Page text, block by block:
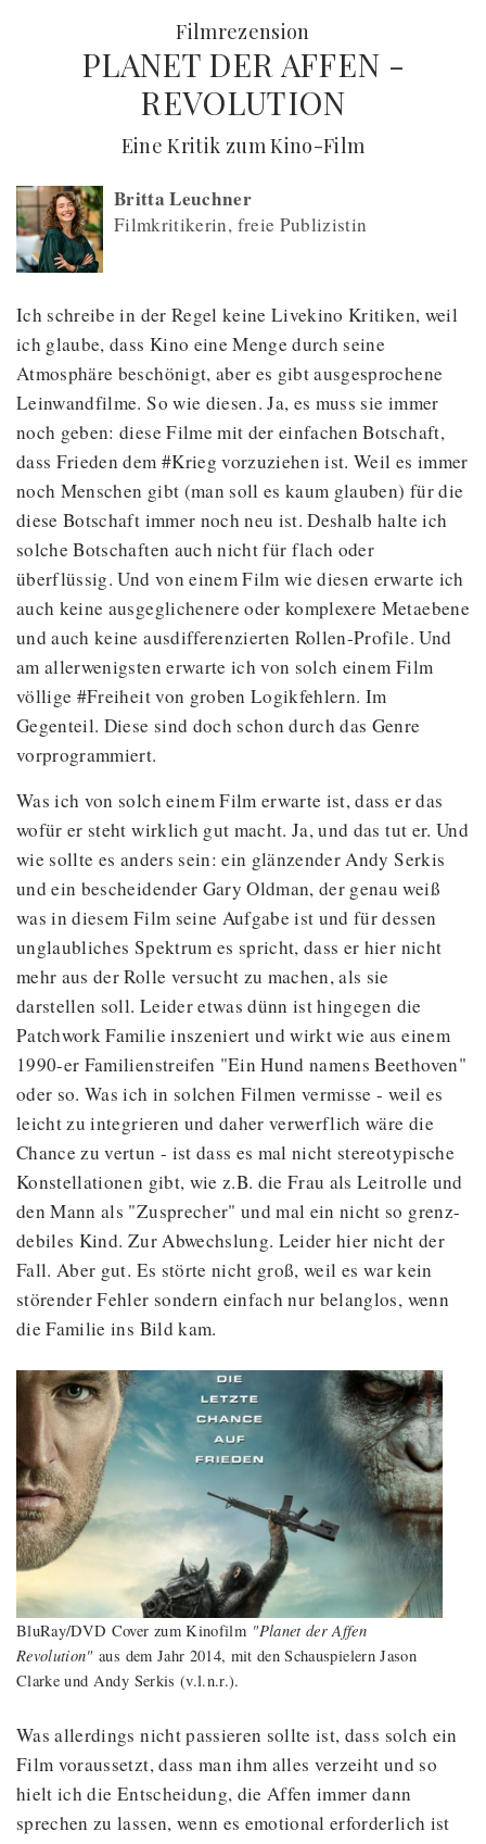
Filmrezension
PLANET DER AFFEN -
REVOLUTION
(
Eine Kritik zum Kino-Film
Britta Leuchner
Filmkritikerin, freie Publizistin
Ich schreibe in der Regel keine Livekino Kritiken, weil
ich glaube, dass Kino eine Menge durch seine
Atmosphäre beschönigt, aber es gibt ausgesprochene
Leinwandfilme. So wie diesen. Ja, es muss sie immer
noch geben: diese Filme mit der einfachen Botschaft,
dass Frieden dem #Krieg vorzuziehen ist. Weil es immer
noch Menschen gibt (man soll es kaum glauben) für die
diese Botschaft immer noch neu ist. Deshalb halte ich
solche Botschaften auch nicht für flach oder
überflüssig. Und von einem Film wie diesen erwarte ich
auch keine ausgeglichenere oder komplexere Metaebene
und auch keine ausdifferenzierten Rollen-Profile. Und
am allerwenigsten erwarte ich von solch einem Film
völlige #Freiheit von groben Logikfehlern. Im
Gegenteil. Diese sind doch schon durch das Genre
vorprogrammiert.
Was ich von solch einem Film erwarte ist, dass er das
wofür er steht wirklich gut macht. Ja, und das tut er. Und
wie sollte es anders sein: ein glänzender Andy Serkis
und ein bescheidender Gary Oldman, der genau weiß
was in diesem Film seine Aufgabe ist und für dessen
unglaubliches Spektrum es spricht, dass er hier nicht
mehr aus der Rolle versucht zu machen, als sie
darstellen soll. Leider etwas dünn ist hingegen die
Patchwork Familie inszeniert und wirkt wie aus einem
1990-er Familienstreifen "Ein Hund namens Beethoven"
oder so. Was ich in solchen Filmen vermisse - weil es
leicht zu integrieren und daher verwerflich wäre die
Chance zu vertun - ist dass es mal nicht stereotypische
Konstellationen gibt, wie z.B. die Frau als Leitrolle und
den Mann als "Zusprecher" und mal ein nicht so grenz-
debiles Kind. Zur Abwechslung. Leider hier nicht der
Fall. Aber gut. Es störte nicht groß, weil es war kein
störender Fehler sondern einfach nur belanglos, wenn
die Familie ins Bild kam.
BluRay/DVD Cover zum Kinofilm"Planet der Affen
Revolution"aus dem Jahr 2014, mit den Schauspielern Jason
Clarke und Andy Serkis (v.l.n.r.).
Was allerdings nicht passieren sollte ist, dass solch ein
Film voraussetzt, dass man ihm alles verzeiht und so
hielt ich die Entscheidung, die Affen immer dann
sprechen zu lassen, wenn es emotional erforderlich ist